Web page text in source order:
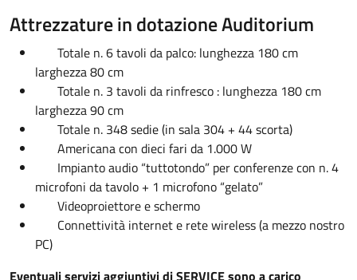
Attrezzature in dotazione Auditorium
Totale n. 6 tavoli da palco: lunghezza 180 cm
larghezza 80 cm
Totale n. 3 tavoli da rinfresco : lunghezza 180 cm
larghezza 90 cm
Totale n. 348 sedie (in sala 304 + 44 scorta)
Americana con dieci fari da 1.000 W
Impianto audio “tuttotondo” per conferenze con n. 4
microfoni da tavolo + 1 microfono “gelato”
Videoproiettore e schermo
Connettività internet e rete wireless (a mezzo nostro
PC)